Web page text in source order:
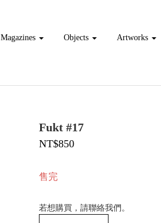
Magazines Objects Artworks
Fukt #17
NT$850
售完
若想購買，請聯絡我們。